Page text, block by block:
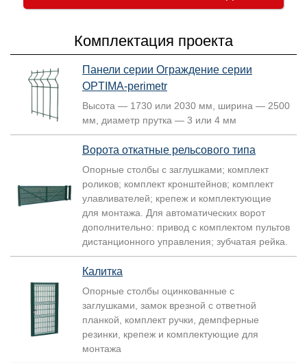
Комплектация проекта
Панели серии Ограждение серии
OPTIMA-perimetr
Высота — 1730 или 2030 мм, ширина — 2500
мм, диаметр прутка — 3 или 4 мм
Ворота откатные рельсового типа
Опорные столбы с заглушками; комплект
роликов; комплект кронштейнов; комплект
улавливателей; крепеж и комплектующие
для монтажа. Для автоматических ворот
дополнительно: привод с комплектом пультов
дистанционного управления; зубчатая рейка.
Калитка
Опорные столбы оцинкованные с
заглушками, замок врезной с ответной
планкой, комплект ручки, демпферные
резинки, крепеж и комплектующие для
монтажа